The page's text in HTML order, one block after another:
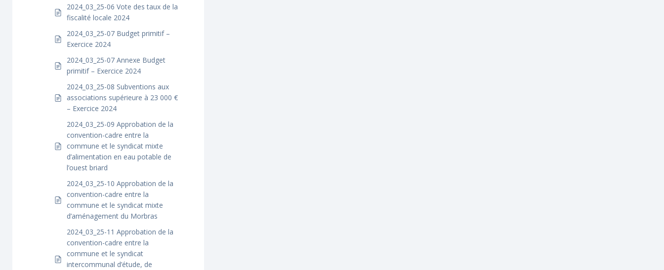
2024_03_25-06 Vote des taux de la
fiscalité locale 2024
2024_03_25-07 Budget primitif –
Exercice 2024
2024_03_25-07 Annexe Budget
primitif – Exercice 2024
2024_03_25-08 Subventions aux
associations supérieure à 23 000 €
– Exercice 2024
2024_03_25-09 Approbation de la
convention-cadre entre la
commune et le syndicat mixte
d’alimentation en eau potable de
l’ouest briard
2024_03_25-10 Approbation de la
convention-cadre entre la
commune et le syndicat mixte
d’aménagement du Morbras
2024_03_25-11 Approbation de la
convention-cadre entre la
commune et le syndicat
intercommunal d’étude, de